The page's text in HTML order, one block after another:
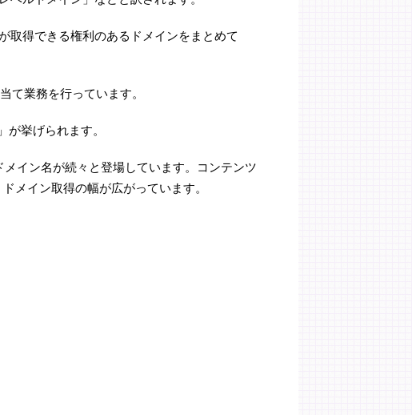
取得できる権利のあるドメインをまとめて
て業務を行っています。
」が挙げられます。
イン名が続々と登場しています。コンテンツ
メイン取得の幅が広がっています。